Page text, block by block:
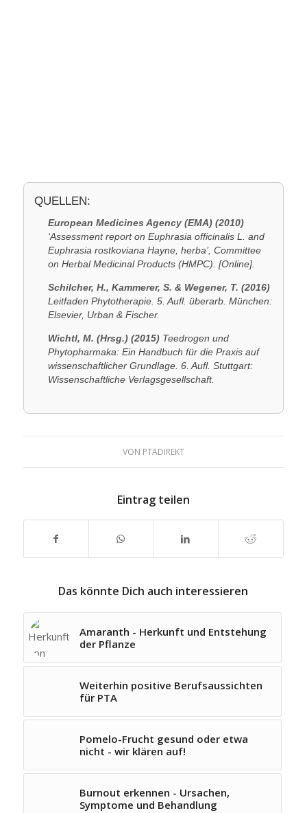
QUELLEN:
European Medicines Agency (EMA) (2010)
‘Assessment report on Euphrasia officinalis L. and
Euphrasia rostkoviana Hayne, herba’, Committee
on Herbal Medicinal Products (HMPC). [Online].
Schilcher, H., Kammerer, S. & Wegener, T. (2016)
Leitfaden Phytotherapie. 5. Aufl. überarb. München:
Elsevier, Urban & Fischer.
Wichtl, M. (Hrsg.) (2015) Teedrogen und
Phytopharmaka: Ein Handbuch für die Praxis auf
wissenschaftlicher Grundlage. 6. Aufl. Stuttgart:
Wissenschaftliche Verlagsgesellschaft.
VON PTADIREKT
Eintrag teilen
Das könnte Dich auch interessieren
Amaranth - Herkunft und Entstehung
der Pflanze
Weiterhin positive Berufsaussichten
für PTA
Pomelo-Frucht gesund oder etwa
nicht - wir klären auf!
Burnout erkennen - Ursachen,
Symptome und Behandlung